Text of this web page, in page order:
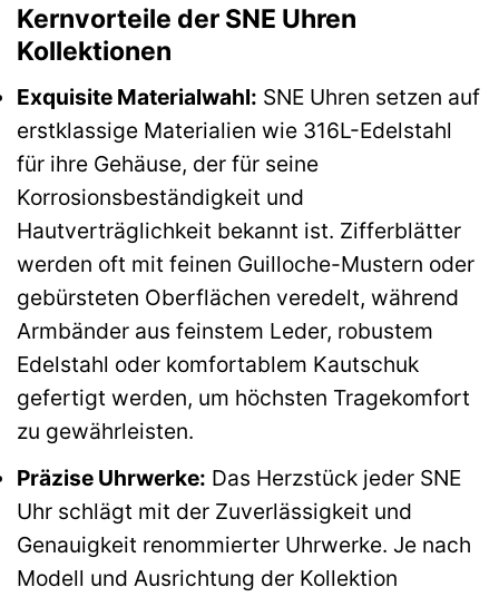
Kernvorteile der SNE Uhren
Kollektionen
Exquisite Materialwahl: SNE Uhren setzen auf
erstklassige Materialien wie 316L-Edelstahl
für ihre Gehäuse, der für seine
Korrosionsbeständigkeit und
Hautverträglichkeit bekannt ist. Zifferblätter
werden oft mit feinen Guilloche-Mustern oder
gebürsteten Oberflächen veredelt, während
Armbänder aus feinstem Leder, robustem
Edelstahl oder komfortablem Kautschuk
gefertigt werden, um höchsten Tragekomfort
zu gewährleisten.
Präzise Uhrwerke: Das Herzstück jeder SNE
Uhr schlägt mit der Zuverlässigkeit und
Genauigkeit renommierter Uhrwerke. Je nach
Modell und Ausrichtung der Kollektion